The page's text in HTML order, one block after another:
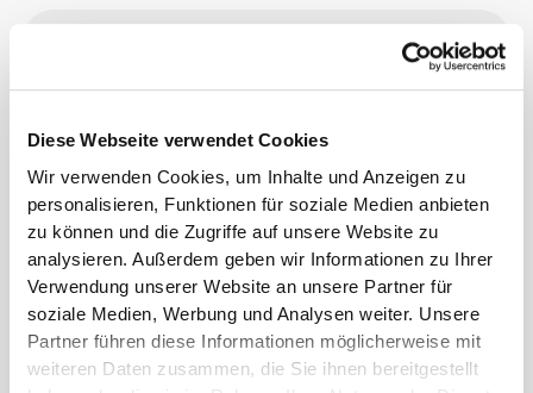
Diese Webseite verwendet Cookies
Wir verwenden Cookies, um Inhalte und Anzeigen zu
personalisieren, Funktionen für soziale Medien anbieten
zu können und die Zugriffe auf unsere Website zu
analysieren. Außerdem geben wir Informationen zu Ihrer
Verwendung unserer Website an unsere Partner für
soziale Medien, Werbung und Analysen weiter. Unsere
Partner führen diese Informationen möglicherweise mit
weiteren Daten zusammen, die Sie ihnen bereitgestellt
Gesamtbewertungen
4.8(14338 Bewertungen)
Aus unserer Community
Alles
ansehen